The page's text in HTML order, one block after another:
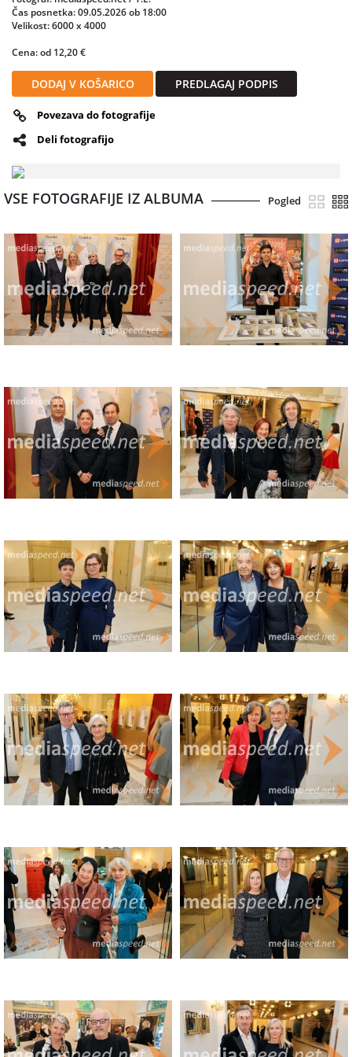
naslovni vlogi in Irena Petkova, Luka Ortar, Valentina Čuden, Martin
Sušnik, Bogdan Stopar, Jaki Jurgec, Sebastijan Čelofiga, Alfonz Kodrič,
simfonični orkester SNG Maribor.
Čas posnetka: 09.05.2026 ob 18:00
Velikost: 6000 x 4000
Cena: od 12,20 €
DODAJ V KOŠARICO PREDLAGAJ PODPIS
Povezava do fotografije
Deli fotografijo
VSE FOTOGRAFIJE IZ ALBUMA Pogled